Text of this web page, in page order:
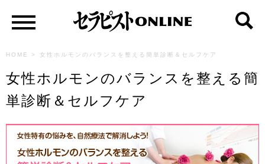
HOME > 女性ホルモンのバランスを整える簡単診断＆セルフケア
女性ホルモンのバランスを整える簡
単診断＆セルフケア